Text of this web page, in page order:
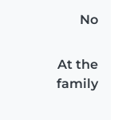
No
At the
family